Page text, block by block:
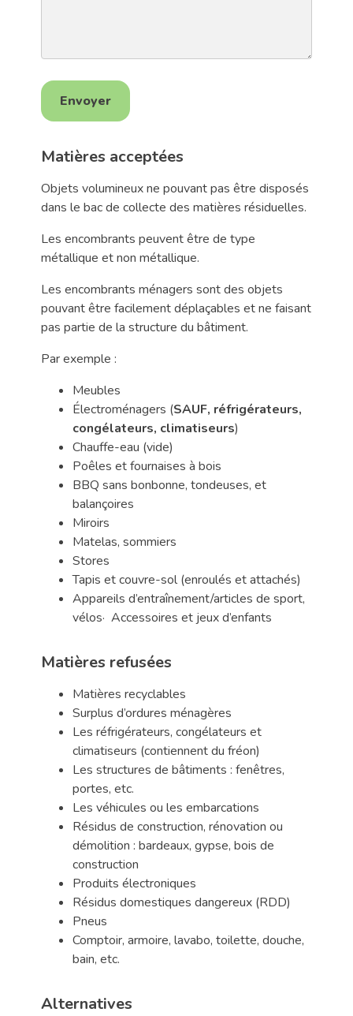
Envoyer
Matières acceptées
Objets volumineux ne pouvant pas être disposés
dans le bac de collecte des matières résiduelles.
Les encombrants peuvent être de type
métallique et non métallique.
Les encombrants ménagers sont des objets
pouvant être facilement déplaçables et ne faisant
pas partie de la structure du bâtiment.
Par exemple :
Meubles
Électroménagers (SAUF, réfrigérateurs,
congélateurs, climatiseurs)
Chauffe-eau (vide)
Poêles et fournaises à bois
BBQ sans bonbonne, tondeuses, et
balançoires
Miroirs
Matelas, sommiers
Stores
Tapis et couvre-sol (enroulés et attachés)
Appareils d’entraînement/articles de sport,
vélos· Accessoires et jeux d’enfants
Matières refusées
Matières recyclables
Surplus d’ordures ménagères
Les réfrigérateurs, congélateurs et
climatiseurs (contiennent du fréon)
Les structures de bâtiments : fenêtres,
portes, etc.
Les véhicules ou les embarcations
Résidus de construction, rénovation ou
démolition : bardeaux, gypse, bois de
construction
Produits électroniques
Résidus domestiques dangereux (RDD)
Pneus
Comptoir, armoire, lavabo, toilette, douche,
bain, etc.
Alternatives